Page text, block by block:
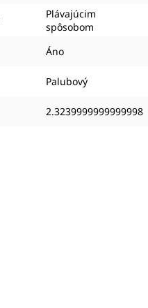
Plávajúcim
spôsobom
Áno
Palubový
2.3239999999999998